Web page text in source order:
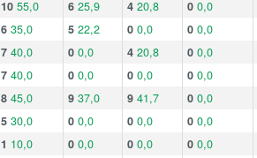
10 55,0 6 25,9 4 20,8 0 0,0
6 35,0 5 22,2 0 0,0 0 0,0
7 40,0 0 0,0 4 20,8 0 0,0
7 40,0 0 0,0 0 0,0 0 0,0
8 45,0 9 37,0 9 41,7 0 0,0
5 30,0 0 0,0 0 0,0 0 0,0
1 10,0 0 0,0 0 0,0 0 0,0